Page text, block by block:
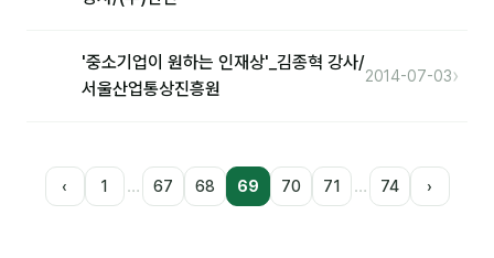
'중소기업이 원하는 인재상'_김종혁 강사/
서울산업통상진흥원
2014-07-03›
‹ 1 … 67 68 69 70 71 … 74 ›